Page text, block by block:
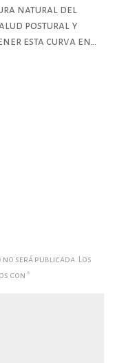
natural del
postural y
esta curva en...
será publicada. Los
con *